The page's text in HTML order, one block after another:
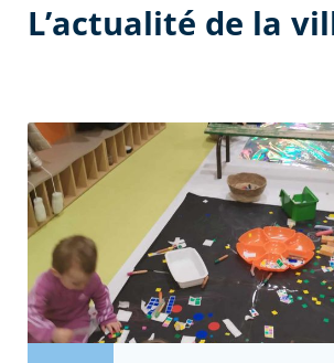
L’actualité de la